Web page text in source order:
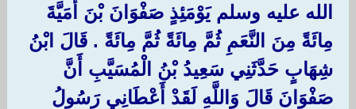
الله عليه وسلم يَوْمَئِذٍ صَفْوَانَ بْنَ أُمَيَّةَ
مِائَةً مِنَ النَّعَمِ ثُمَّ مِائَةً ثُمَّ مِائَةً ‏.‏ قَالَ ابْنُ
شِهَابٍ حَدَّثَنِي سَعِيدُ بْنُ الْمُسَيَّبِ أَنَّ
صَفْوَانَ قَالَ وَاللَّهِ لَقَدْ أَعْطَانِي رَسُولُ